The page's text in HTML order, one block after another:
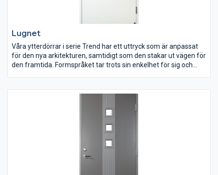
Lugnet
Våra ytterdörrar i serie Trend har ett uttryck som är anpassat
för den nya arkitekturen, samtidigt som den stakar ut vägen för
den framtida. Formspråket tar trots sin enkelhet för sig och